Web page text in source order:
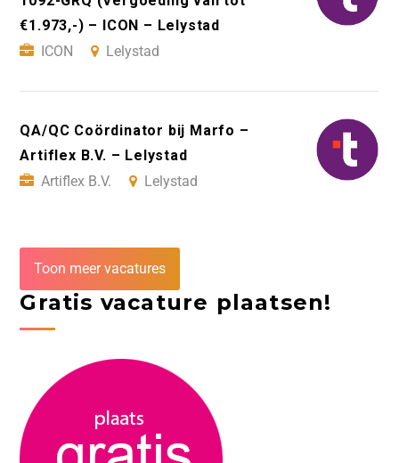
€1.973,-) – ICON – Lelystad
ICON
Lelystad
QA/QC Coördinator bij Marfo –
Artiflex B.V. – Lelystad
Artiflex B.V.
Lelystad
Toon meer vacatures
Gratis vacature plaatsen!